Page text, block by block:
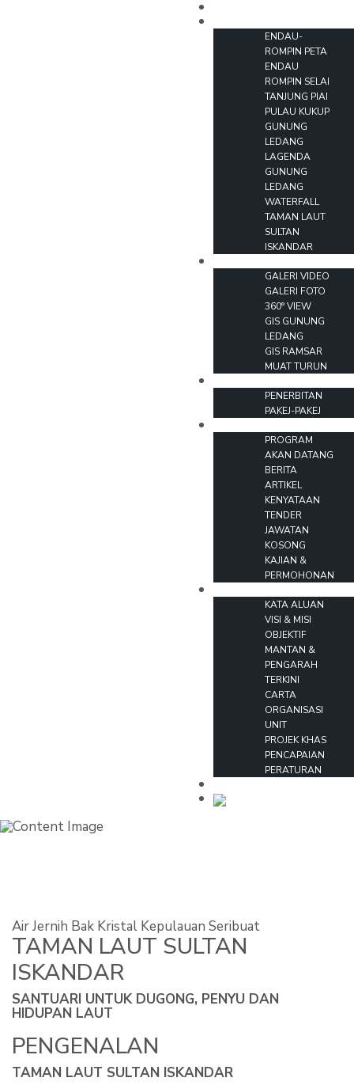
ENDAU-
ROMPIN PETA
ENDAU
ROMPIN SELAI
TANJUNG PIAI
PULAU KUKUP
GUNUNG
LEDANG
LAGENDA
GUNUNG
LEDANG
WATERFALL
TAMAN LAUT
SULTAN
ISKANDAR
GALERI VIDEO
GALERI FOTO
360° VIEW
GIS GUNUNG
LEDANG
GIS RAMSAR
MUAT TURUN
PENERBITAN
PAKEJ-PAKEJ
PROGRAM
AKAN DATANG
BERITA
ARTIKEL
KENYATAAN
TENDER
JAWATAN
KOSONG
KAJIAN &
PERMOHONAN
KATA ALUAN
VISI & MISI
OBJEKTIF
MANTAN &
PENGARAH
TERKINI
CARTA
ORGANISASI
UNIT
PROJEK KHAS
PENCAPAIAN
PERATURAN
Air Jernih Bak Kristal Kepulauan Seribuat
TAMAN LAUT SULTAN
ISKANDAR
SANTUARI UNTUK DUGONG, PENYU DAN
HIDUPAN LAUT
PENGENALAN
TAMAN LAUT SULTAN ISKANDAR